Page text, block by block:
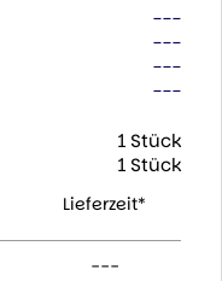
---
---
---
---
1 Stück
1 Stück
Lieferzeit*
---